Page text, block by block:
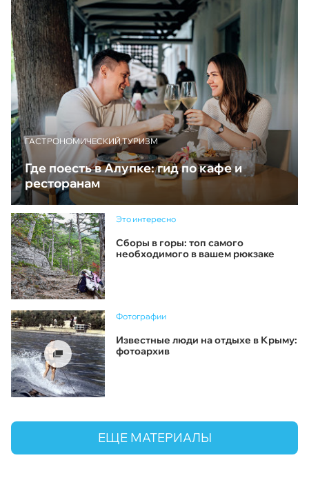
ГАСТРОНОМИЧЕСКИЙ ТУРИЗМ
Где поесть в Алупке: гид по кафе и
ресторанам
Это интересно
Сборы в горы: топ самого
необходимого в вашем рюкзаке
Фотографии
Известные люди на отдыхе в Крыму:
фотоархив
ЕЩЕ МАТЕРИАЛЫ